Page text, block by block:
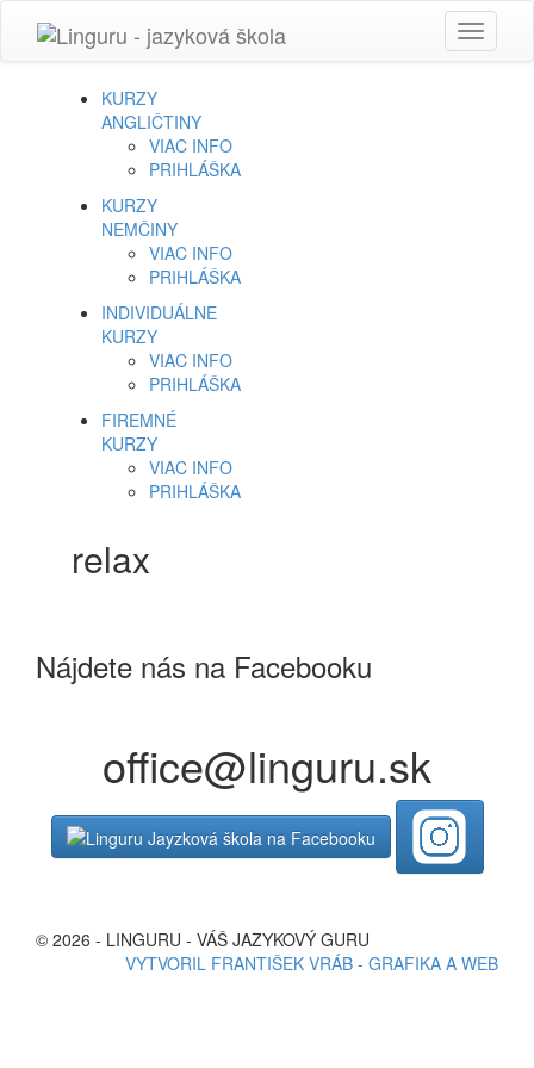
Toggle
KURZY
ANGLIČTINY
VIAC INFO
PRIHLÁŠKA
KURZY
NEMČINY
VIAC INFO
PRIHLÁŠKA
INDIVIDUÁLNE
KURZY
VIAC INFO
PRIHLÁŠKA
FIREMNÉ
KURZY
VIAC INFO
PRIHLÁŠKA
relax
Nájdete nás na Facebooku
office@linguru.sk
© 2026 - LINGURU - VÁŠ JAZYKOVÝ GURU
VYTVORIL FRANTIŠEK VRÁB - GRAFIKA A WEB